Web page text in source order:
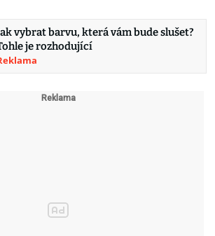
vybrat barvu, která vám bude slušet?
je rozhodující